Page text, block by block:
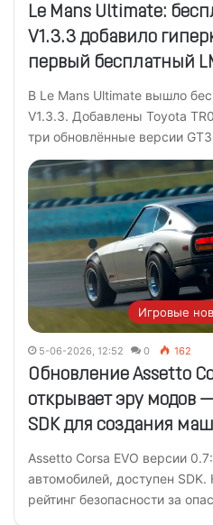
Le Mans Ultimate:
V1.3.3 добавило
первый бесплатный
В Le Mans Ultimate вышло
V1.3.3. Добавлены Toyota
три обновлённые версии
Игровые
5-06-2026, 12:52 0 162
Обновление Assetto
открывает эру модов
SDK для создания
Assetto Corsa EVO версии
автомобилей, доступен
рейтинг безопасности за